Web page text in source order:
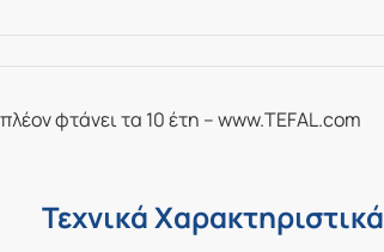
φτάνει τα 10 έτη – www.TEFAL.com
Τεχνικά Χαρακτηριστικά